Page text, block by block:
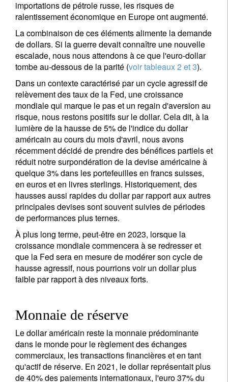
importations de pétrole russe, les risques de
ralentissement économique en Europe ont augmenté.
La combinaison de ces éléments alimente la demande
de dollars. Si la guerre devait connaître une nouvelle
escalade, nous nous attendons à ce que l'euro-dollar
tombe au-dessous de la parité (voir tableaux 2 et 3).
Dans un contexte caractérisé par un cycle agressif de
relèvement des taux de la Fed, une croissance
mondiale qui marque le pas et un regain d'aversion au
risque, nous restons positifs sur le dollar. Cela dit, à la
lumière de la hausse de 5% de l'indice du dollar
américain au cours du mois d'avril, nous avons
récemment décidé de prendre des bénéfices partiels et
réduit notre surpondération de la devise américaine à
quelque 3% dans les portefeuilles en francs suisses,
en euros et en livres sterlings. Historiquement, des
hausses aussi rapides du dollar par rapport aux autres
principales devises sont souvent suivies de périodes
de performances plus ternes.
À plus long terme, peut-être en 2023, lorsque la
croissance mondiale commencera à se redresser et
que la Fed sera en mesure de modérer son cycle de
hausse agressif, nous pourrions voir un dollar plus
faible par rapport à des niveaux forts.
Monnaie de réserve
Le dollar américain reste la monnaie prédominante
dans le monde pour le règlement des échanges
commerciaux, les transactions financières et en tant
qu'actif de réserve. En 2021, le dollar représentait plus
de 40% des paiements internationaux, l'euro 37% du